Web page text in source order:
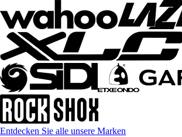
Entdecken Sie alle unsere Marken